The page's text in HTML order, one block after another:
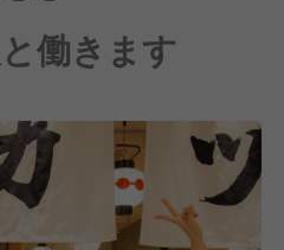
「天ぷらTEMPURA」「ラ
、
食一食を実直に提供してま
働きます